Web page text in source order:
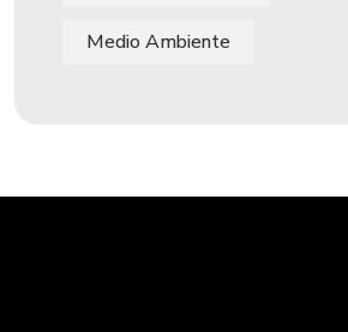
Medio Ambiente